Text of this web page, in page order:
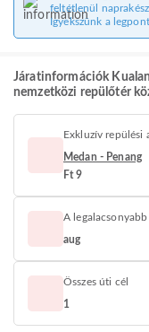
feltétlenül
Igyekszünk a
Járatinformációk
nemzetközi repülőtér
Exkluzív repülési
Medan - Penang
Ft 9
A
aug
Összes úti cél
1